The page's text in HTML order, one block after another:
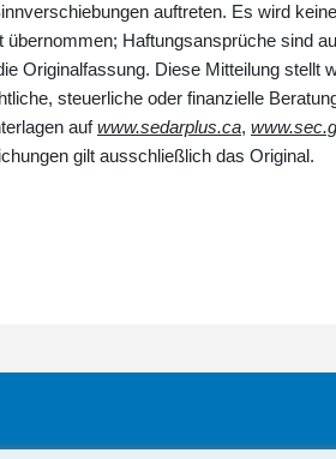
auftreten. Es wird
übernommen; Haftungsansprüche sind
Originalfassung. Diese Mitteilung stellt
steuerliche oder finanzielle
aufwww.sedarplus.ca,
gilt ausschließlich das Original.